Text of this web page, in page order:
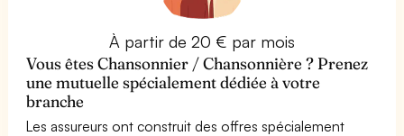
À partir de 20 € par mois
Vous êtes Chansonnier / Chansonnière ? Prenez
une mutuelle spécialement dédiée à votre
branche
Les assureurs ont construit des offres spécialement